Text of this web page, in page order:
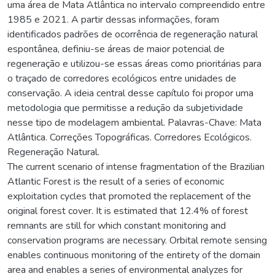
uma área de Mata Atlântica no intervalo compreendido entre
1985 e 2021. A partir dessas informações, foram
identificados padrões de ocorrência de regeneração natural
espontânea, definiu-se áreas de maior potencial de
regeneração e utilizou-se essas áreas como prioritárias para
o traçado de corredores ecológicos entre unidades de
conservação. A ideia central desse capítulo foi propor uma
metodologia que permitisse a redução da subjetividade
nesse tipo de modelagem ambiental. Palavras-Chave: Mata
Atlântica. Correções Topográficas. Corredores Ecológicos.
Regeneração Natural.
The current scenario of intense fragmentation of the Brazilian
Atlantic Forest is the result of a series of economic
exploitation cycles that promoted the replacement of the
original forest cover. It is estimated that 12.4% of forest
remnants are still for which constant monitoring and
conservation programs are necessary. Orbital remote sensing
enables continuous monitoring of the entirety of the domain
area and enables a series of environmental analyzes for